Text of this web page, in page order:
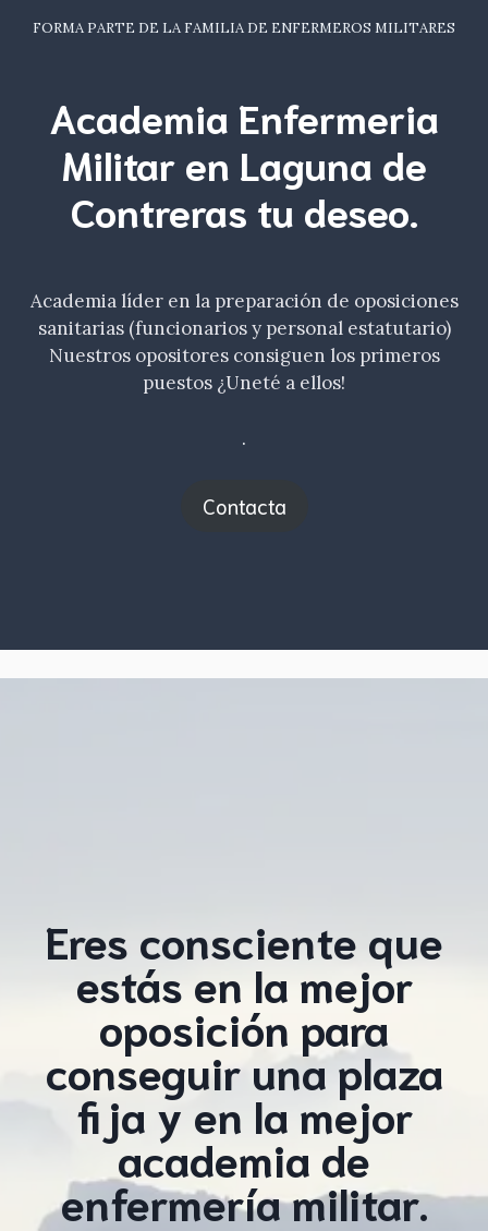
FORMA PARTE DE LA FAMILIA DE ENFERMEROS MILITARES
Academia Enfermeria
Militar en Laguna de
Contreras tu deseo.
Academia líder en la preparación de oposiciones
sanitarias (funcionarios y personal estatutario)
Nuestros opositores consiguen los primeros
puestos ¿Uneté a ellos!
.
Contacta
Eres consciente que
estás en la mejor
oposición para
conseguir una plaza
fija y en la mejor
academia de
enfermería militar.